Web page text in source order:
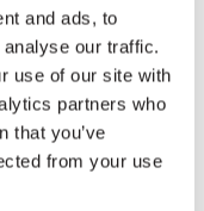
and ads, to
our traffic.
use of our site with
partners who
that you’ve
from your use